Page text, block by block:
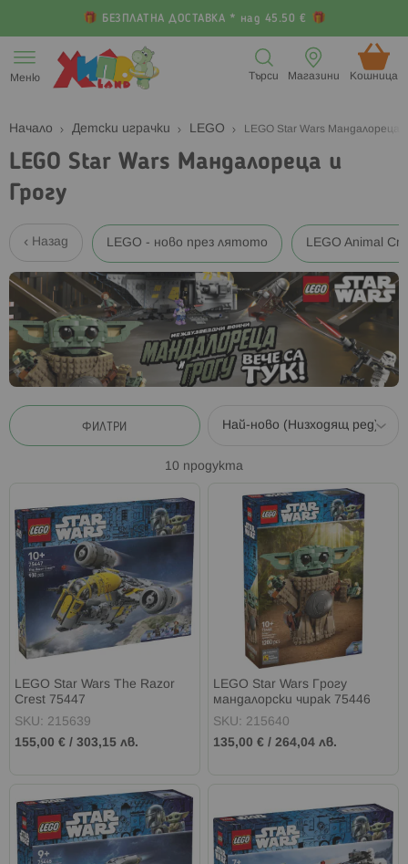
БЕЗПЛАТНА ДОСТАВКА * над 45.50 €
към
съдържанието
Меню Кошница (
Магазини
Търси
Начало Детски играчки LEGO LEGO Star Wars Мандалореца
LEGO Star Wars Мандалореца и
Грогу
Назад LEGO - ново през лятото LEGO Animal
ФИЛТРИ
10 продукта
LEGO Star Wars The Razor
Crest 75447
SKU: 215639
155,00 € / 303,15 лв.
LEGO Star Wars Грогу
мандалорски чирак 75446
SKU: 215640
135,00 € /264,04 лв.